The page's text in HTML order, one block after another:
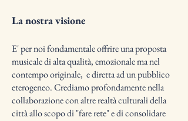
La nostra visione
E' per noi fondamentale offrire una proposta
musicale di alta qualità, emozionale ma nel
contempo originale, e diretta ad un pubblico
eterogeneo. Crediamo profondamente nella
collaborazione con altre realtà culturali della
città allo scopo di "fare rete" e di consolidare